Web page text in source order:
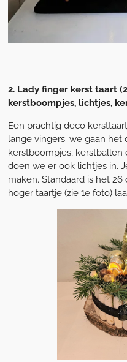
2. Lady finger kerst taart
kerstboompjes, lichtjes,
Een prachtig deco
lange vingers. we gaan
kerstboompjes, kerstballen
doen we er ook lichtjes in.
maken. Standaard is het
hoger taartje (zie 1e foto)